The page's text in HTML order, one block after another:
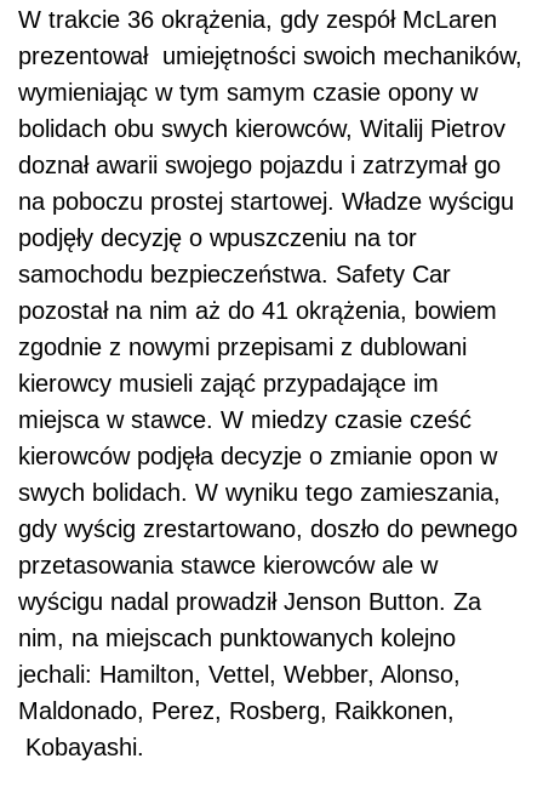
W trakcie 36 okrążenia, gdy zespół McLaren
prezentował umiejętności swoich mechaników,
wymieniając w tym samym czasie opony w
bolidach obu swych kierowców, Witalij Pietrov
doznał awarii swojego pojazdu i zatrzymał go
na poboczu prostej startowej. Władze wyścigu
podjęły decyzję o wpuszczeniu na tor
samochodu bezpieczeństwa. Safety Car
pozostał na nim aż do 41 okrążenia, bowiem
zgodnie z nowymi przepisami z dublowani
kierowcy musieli zająć przypadające im
miejsca w stawce. W miedzy czasie cześć
kierowców podjęła decyzje o zmianie opon w
swych bolidach. W wyniku tego zamieszania,
gdy wyścig zrestartowano, doszło do pewnego
przetasowania stawce kierowców ale w
wyścigu nadal prowadził Jenson Button. Za
nim, na miejscach punktowanych kolejno
jechali: Hamilton, Vettel, Webber, Alonso,
Maldonado, Perez, Rosberg, Raikkonen,
Kobayashi.